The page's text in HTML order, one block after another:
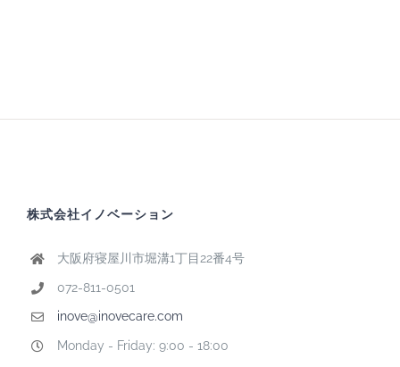
株式会社イノベーション
大阪府寝屋川市堀溝1丁目22番4号
072-811-0501
inove@inovecare.com
Monday - Friday: 9:00 - 18:00